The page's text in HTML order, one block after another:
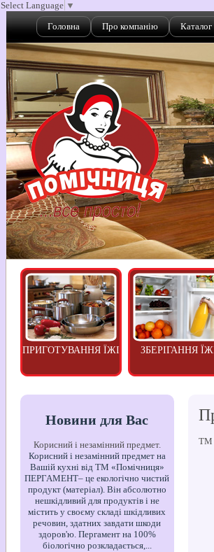
Select Language ▼
Головна
Про компанію Каталог
ПРИГОТУВАННЯ ЇЖІ ЗБЕРІГАННЯ
Новини для Вас
Корисний і незамінний предмет.
Корисний і незамінний предмет на
Вашій кухні від ТМ «Помічниця»
ПЕРГАМЕНТ– це екологічно чистий
продукт (матеріал). Він абсолютно
нешкідливий для продуктів і не
містить у своєму складі шкідливих
речовин, здатних завдати шкоди
здоров'ю. Пергамент на 100%
біологічно розкладається,...
ТМ